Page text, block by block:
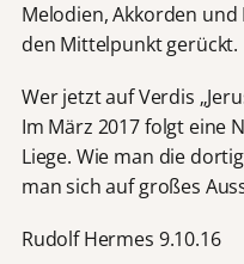
Melodien, Akkorden
den Mittelpunkt gerückt.
Wer jetzt auf Verdis
Im März 2017 folgt eine
Liege. Wie man die
man sich auf großes
Rudolf Hermes 9.10.16